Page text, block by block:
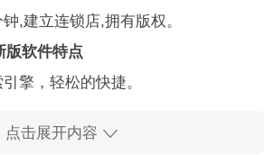
,建立连锁店,拥有版权。
版软件特点
，轻松的快捷。
版软件亮点
点击展开内容